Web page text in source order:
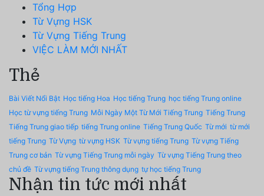
Tổng Hợp
Từ Vựng HSK
Từ Vựng Tiếng Trung
VIỆC LÀM MỚI NHẤT
Thẻ
Bài Viết Nổi Bật Học tiếng Hoa Học tiếng Trung học tiếng Trung online
Học từ vựng tiếng Trung Mỗi Ngày Một Từ Mới Tiếng Trung Tiếng Trung
Tiếng Trung giao tiếp tiếng Trung online Tiếng Trung Quốc Từ mới từ mới
tiếng Trung Từ Vựng từ vựng HSK Từ vựng tiếng Trung Từ vựng Tiếng
Trung cơ bản Từ vựng Tiếng Trung mỗi ngày Từ vựng Tiếng Trung theo
chủ đề Từ vựng tiếng Trung thông dụng tự học tiếng Trung
Nhận tin tức mới nhất